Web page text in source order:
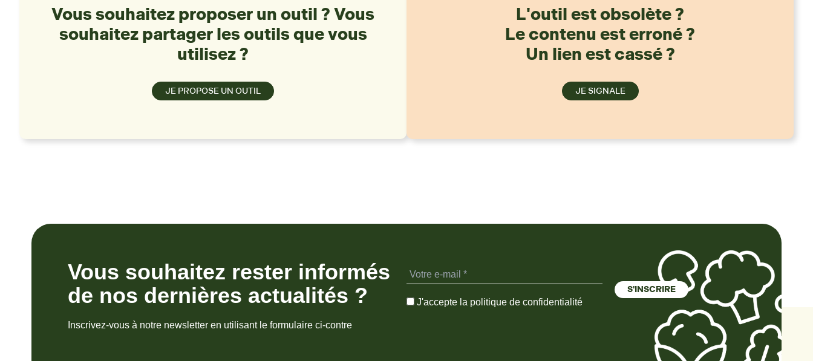
Vous souhaitez proposer un outil ? Vous
souhaitez partager les outils que vous
utilisez ?
JE PROPOSE UN OUTIL
L'outil est obsolète ?
Le contenu est erroné ?
Un lien est cassé ?
JE SIGNALE
Vous souhaitez rester informés
de nos dernières actualités ?
Inscrivez-vous à notre newsletter en utilisant le formulaire ci-contre
J'accepte la politique de confidentialité